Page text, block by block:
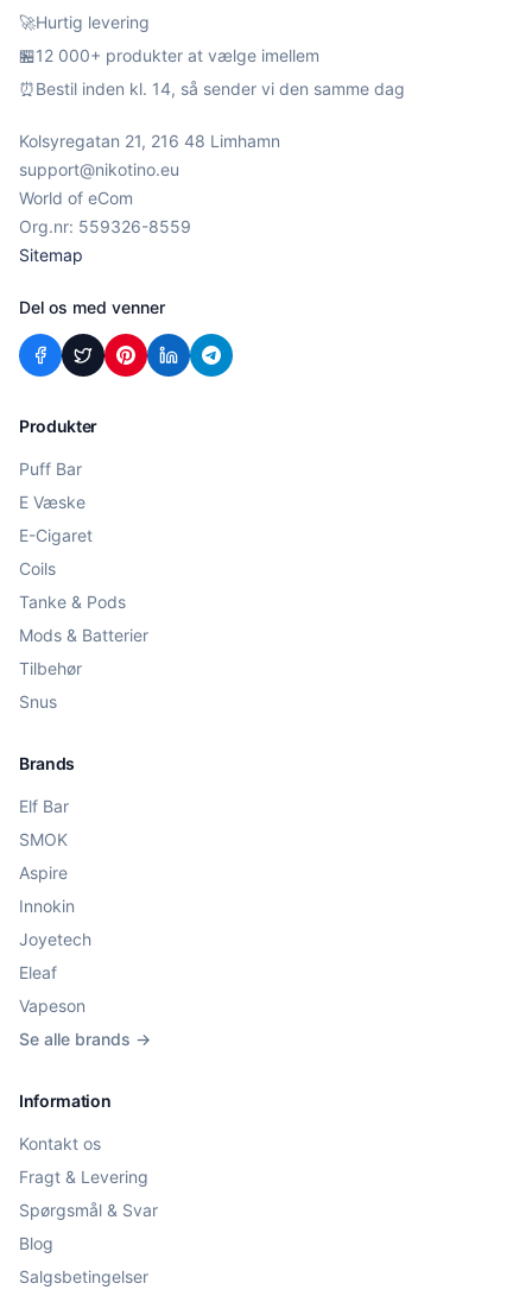
🚀Hurtig levering
🏪12 000+ produkter at vælge imellem
⏰Bestil inden kl. 14, så sender vi den samme dag
Kolsyregatan 21, 216 48 Limhamn
support@nikotino.eu
World of eCom
Org.nr: 559326-8559
Sitemap
Del os med venner
Produkter
Puff Bar
E Væske
E-Cigaret
Coils
Tanke & Pods
Mods & Batterier
Tilbehør
Snus
Brands
Elf Bar
SMOK
Aspire
Innokin
Joyetech
Eleaf
Vapeson
Se alle brands →
Information
Kontakt os
Fragt & Levering
Spørgsmål & Svar
Blog
Salgsbetingelser